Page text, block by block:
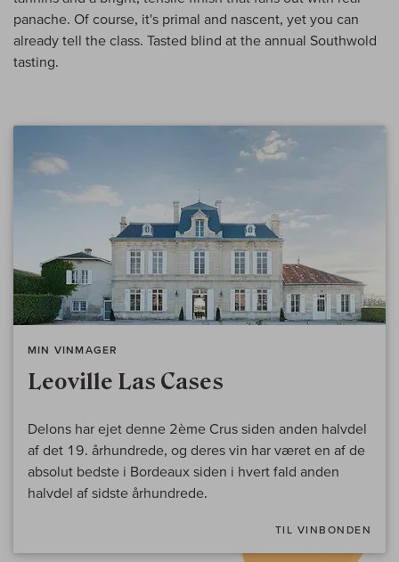
panache. Of course, it's primal and nascent, yet you can
already tell the class. Tasted blind at the annual Southwold
tasting.
MIN VINMAGER
Leoville Las Cases
Delons har ejet denne 2ème Crus siden anden halvdel
af det 19. århundrede, og deres vin har været en af de
absolut bedste i Bordeaux siden i hvert fald anden
halvdel af sidste århundrede.
TIL VINBONDEN